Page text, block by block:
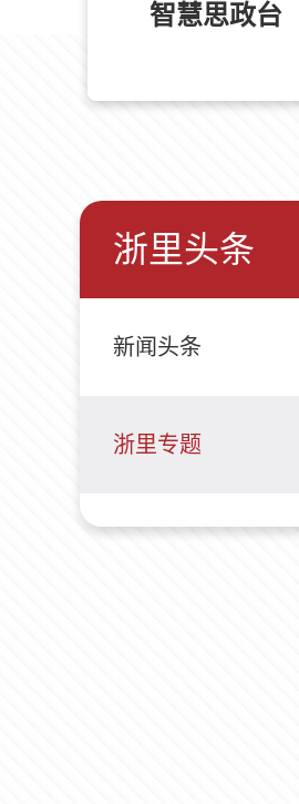
智慧思政台
浙里头条
新闻头条
浙里专题